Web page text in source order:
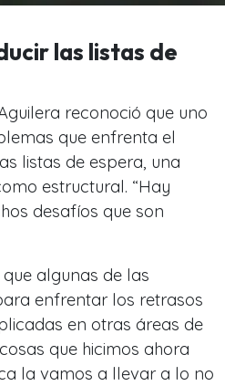
las listas de
reconoció que uno
que enfrenta el
listas de espera, una
estructural. “Hay
desafíos que son
algunas de las
enfrentar los retrasos
en otras áreas de
que hicimos ahora
la vamos a llevar a lo no